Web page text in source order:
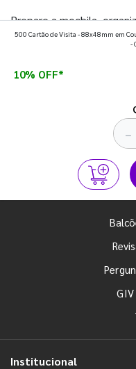
Prepare a mochila,
que fazem toda
500 Cartão de Visita - 88x48mm em
-
10% OFF*
−
Institucional